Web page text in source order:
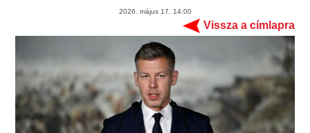
2026. május 17. 14:00
Vissza a címlapra